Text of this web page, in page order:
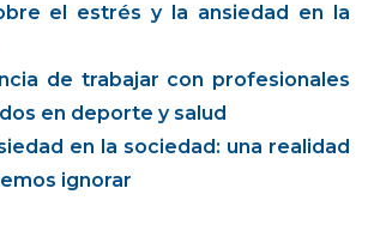
el estrés y la ansiedad en la
de trabajar con profesionales
en deporte y salud
en la sociedad: una realidad
ignorar